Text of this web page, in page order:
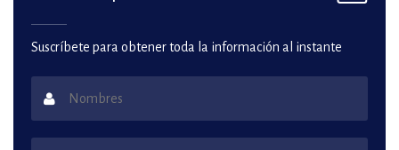
Suscríbete para obtener toda la información al instante